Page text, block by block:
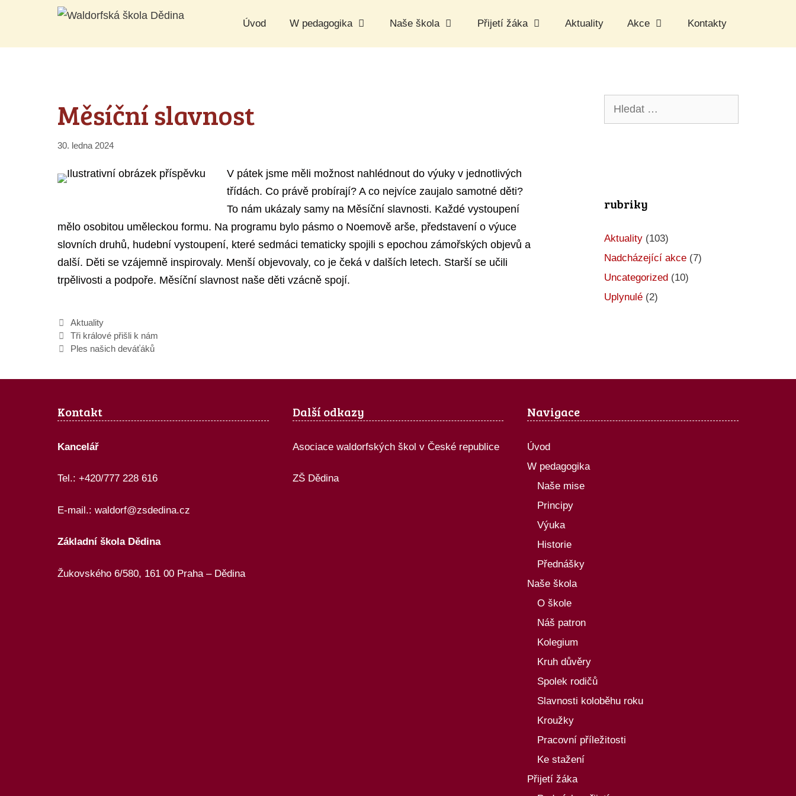
Úvod W pedagogika Naše škola Přijetí žáka Aktuality Akce Kontakty
Měsíční slavnost
30. ledna 2024
V pátek jsme měli možnost nahlédnout do výuky v jednotlivých
třídách. Co právě probírají? A co nejvíce zaujalo samotné děti?
To nám ukázaly samy na Měsíční slavnosti. Každé vystoupení
mělo osobitou uměleckou formu. Na programu bylo pásmo o Noemově arše, představení o výuce
slovních druhů, hudební vystoupení, které sedmáci tematicky spojili s epochou zámořských objevů a
další. Děti se vzájemně inspirovaly. Menší objevovaly, co je čeká v dalších letech. Starší se učili
trpělivosti a podpoře. Měsíční slavnost naše děti vzácně spojí.
Rubriky
Aktuality
Tři králové přišli k nám
Ples našich deváťáků
Hledat:
rubriky
Aktuality(103)
Nadcházející akce(7)
Uncategorized(10)
Uplynulé(2)
Kontakt
Kancelář
Tel.: +420/777 228 616
E-mail.: waldorf@zsdedina.cz
Základní škola Dědina
Žukovského 6/580, 161 00 Praha – Dědina
Další odkazy
Asociace waldorfských škol v České republice
ZŠ Dědina
Navigace
Úvod
W pedagogika
Naše mise
Principy
Výuka
Historie
Přednášky
Naše škola
O škole
Náš patron
Kolegium
Kruh důvěry
Spolek rodičů
Slavnosti koloběhu roku
Kroužky
Pracovní příležitosti
Ke stažení
Přijetí žáka